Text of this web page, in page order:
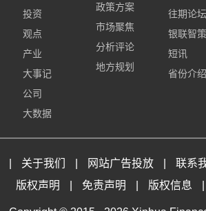
投资
观点
产业
大事记
公司
大数据
政策方案
市场聚焦
分析评论
地方规划
往期论坛
银联智策
短讯
省份介绍
关于我们 网站广告投放 联系
版权声明
免责声明 版权信息